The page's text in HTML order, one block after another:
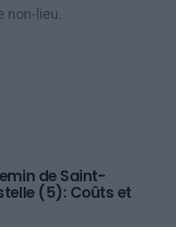
non-lieu.
de Saint-
(5): Coûts et